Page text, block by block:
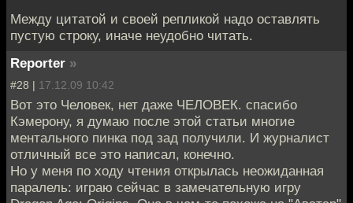
Между цитатой и своей репликой надо оставлять
пустую строку, иначе неудобно читать.
Reporter »
#28 | 17.12.09 10:42
Вот это Человек, нет даже ЧЕЛОВЕК. спасибо
Кэмерону, я думаю после этой статьи многие
ментального пинка под зад получили. И журналист
отличный все это написал, конечно.
Но у меня по ходу чтения открылась неожиданная
паралель: играю сейчас в замечательную игру